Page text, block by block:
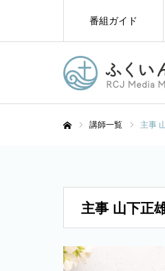
番組ガイド
講師一覧 主事
主事 山下正